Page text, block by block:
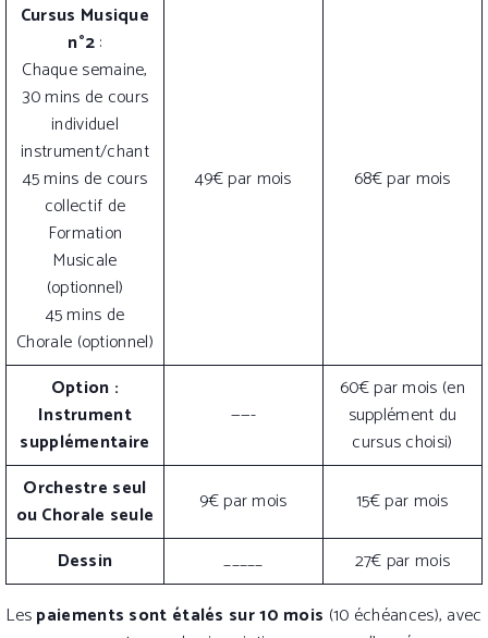
Cursus Musique
n°2:
Chaque semaine,
30 mins de cours
individuel
instrument/chant
45 mins de cours
collectif de
Formation
Musicale
(optionnel)
45 mins de
Chorale (optionnel)
49€ par mois 68€ par mois
Option :
Instrument
supplémentaire
——-
60€ par mois (en
supplément du
cursus choisi)
Orchestre seul
ou Chorale seule
9€ par mois 15€ par mois
Dessin _____
27€ par mois
Lespaiements sont étalés sur 10 mois (10 échéances), avec